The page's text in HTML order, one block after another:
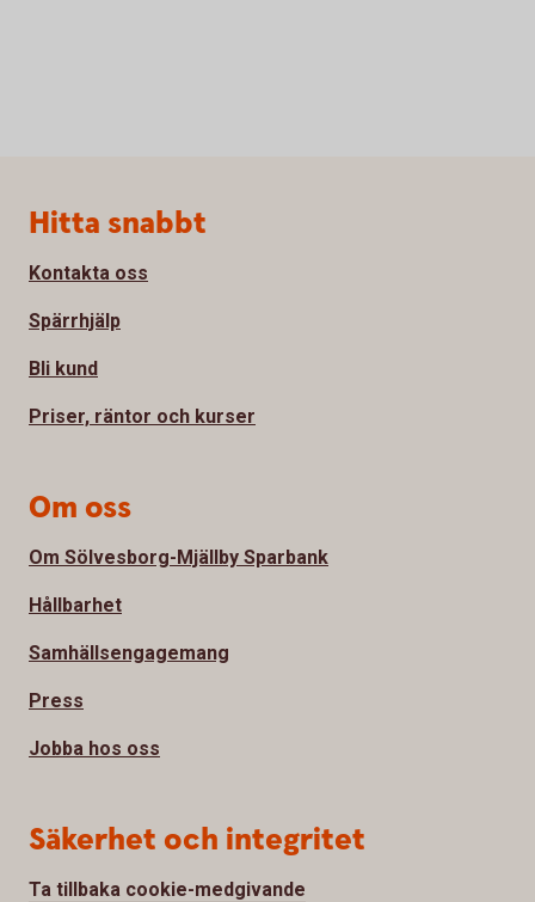
Sidfot
Hitta snabbt
Kontakta oss
Spärrhjälp
Bli kund
Priser, räntor och kurser
Om oss
Om Sölvesborg-Mjällby Sparbank
Hållbarhet
Samhällsengagemang
Press
Jobba hos oss
Säkerhet och integritet
Ta tillbaka cookie-medgivande